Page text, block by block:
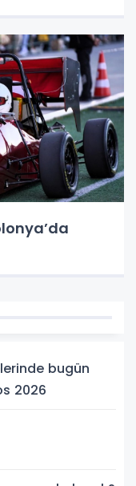
bugün
2026